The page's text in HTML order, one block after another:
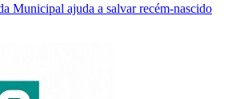
Municipal ajuda a salvar recém-nascido